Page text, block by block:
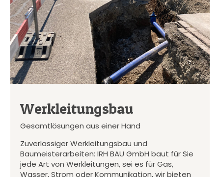
Werkleitungsbau
Gesamtlösungen aus einer Hand
Zuverlässiger Werkleitungsbau und
Baumeisterarbeiten: IRH BAU GmbH baut für Sie
jede Art von Werkleitungen, sei es für Gas,
Wasser, Strom oder Kommunikation, wir bieten